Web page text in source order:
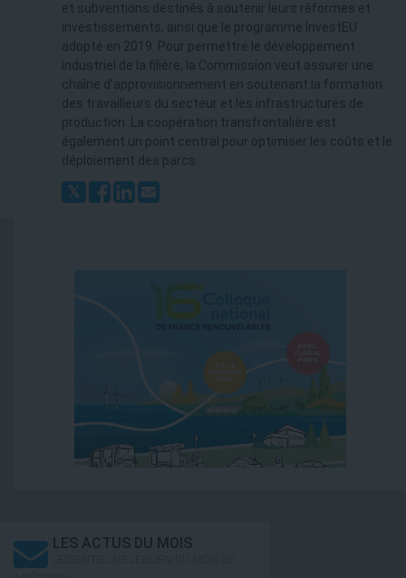
et subventions destinés à soutenir leurs réformes et
investissements, ainsi que le programme InvestEU
adopté en 2019. Pour permettre le développement
industriel de la filière, la Commission veut assurer une
chaîne d’approvisionnement en soutenant la formation
des travailleurs du secteur et les infrastructures de
production. La coopération transfrontalière est
également un point central pour optimiser les coûts et le
déploiement des parcs.
LES ACTUS DU MOIS